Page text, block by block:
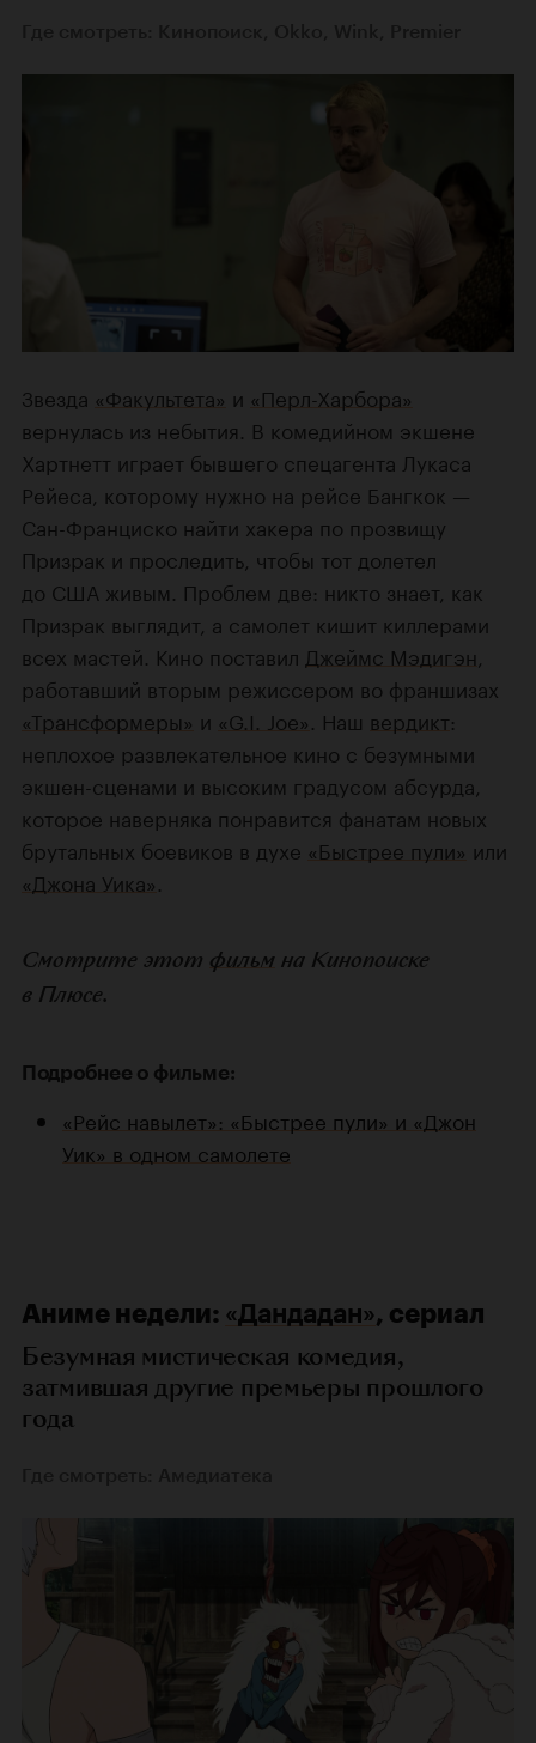
Звезда «Факультета» и «Перл-Харбора»
вернулась из небытия. В комедийном экшене
Хартнетт играет бывшего спецагента Лукаса
Рейеса, которому нужно на рейсе Бангкок —
Сан-Франциско найти хакера по прозвищу
Призрак и проследить, чтобы тот долетел
до США живым. Проблем две: никто знает, как
Призрак выглядит, а самолет кишит киллерами
всех мастей. Кино поставил Джеймс Мэдигэн
работавший вторым режиссером во франшизах
«Трансформеры» и «G.I. Joe» . Наш вердикт:
неплохое развлекательное кино с безумными
экшен-сценами и высоким градусом абсурда,
которое наверняка понравится фанатам новых
брутальных боевиков в духе «Быстрее пули» или
«Джона Уика»
Смотрите этот фильм на Кинопоиске
в Плюсе.
Подробнее о фильме:
«Рейс навылет»: «Быстрее пули» и «Джон
Уик» в одном самолете
Аниме недели: «Дандадан», сериал
Безумная мистическая комедия,
затмившая другие премьеры прошлого
года